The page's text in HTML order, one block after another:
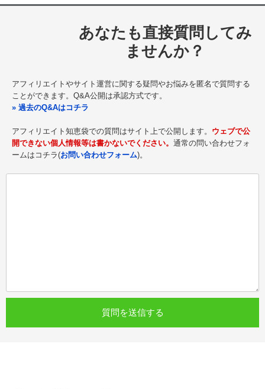
あなたも直接質問してみ
ませんか？
アフィリエイトやサイト運営に関する疑問やお悩みを匿名で質問する
ことができます。Q&A公開は承認方式です。
» 過去のQ&Aはコチラ
アフィリエイト知恵袋での質問はサイト上で公開します。 ウェブで公
開できない個人情報等は書かないでください。 通常の問い合わせフォ
ームはコチラ(お問い合わせフォーム)。